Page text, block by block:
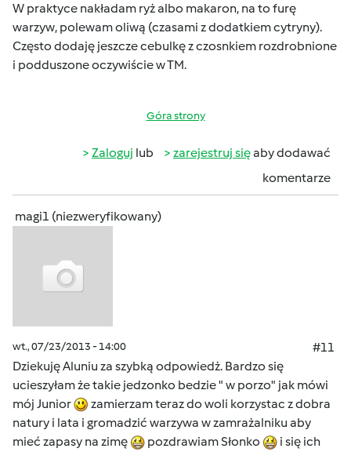
W praktyce nakładam ryż albo makaron, na to furę
warzyw, polewam oliwą (czasami z dodatkiem cytryny).
Często dodaję jeszcze cebulkę z czosnkiem rozdrobnione
i podduszone oczywiście w TM.
Góra strony
Zaloguj lub zarejestruj sięaby dodawać
komentarze
magi1 (niezweryfikowany)
wt., 07/23/2013 - 14:00
#11
Dziekuję Aluniu za szybką odpowiedż. Bardzo się
ucieszyłam że takie jedzonko bedzie " w porzo" jak mówi
mój Junior
zamierzam teraz do woli korzystac z dobra
natury i lata i gromadzić warzywa w zamrażalniku aby
mieć zapasy na zimę
pozdrawiam Słonko
i się ich